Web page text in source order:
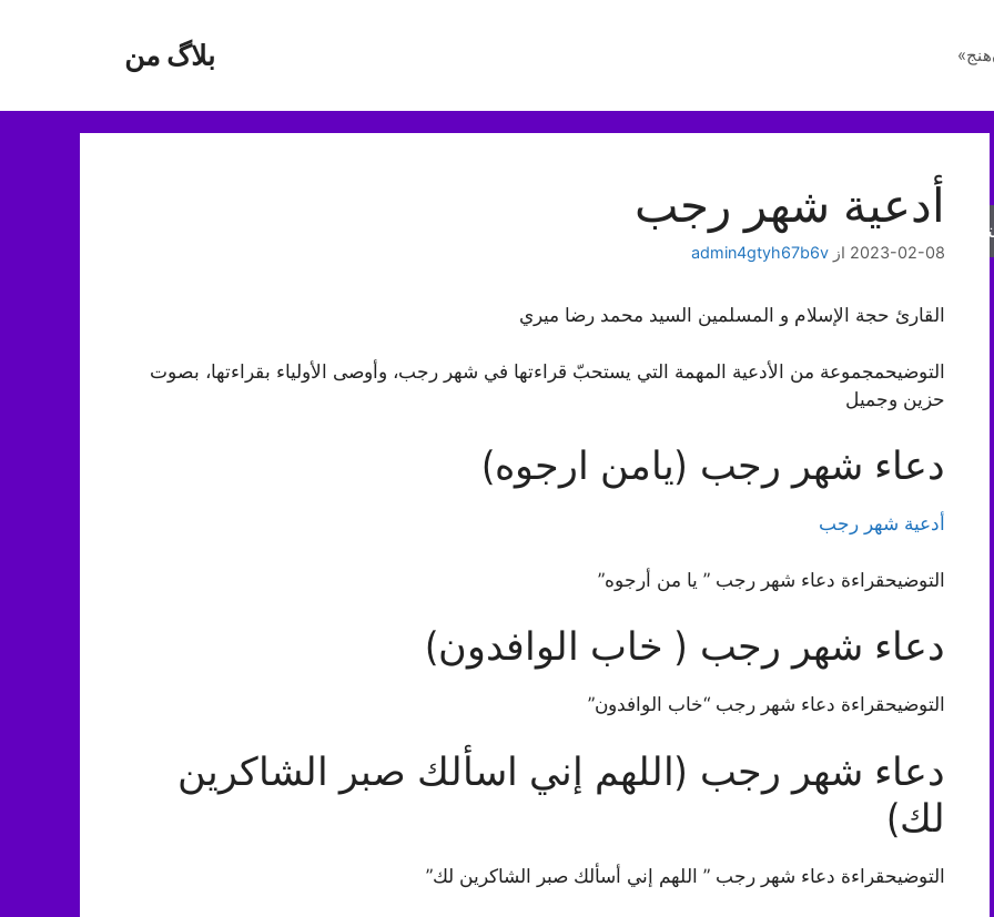
بلاگ من
أدعية شهر رجب
2023-02-08 از admin4gtyh67b6v
القارئ حجة الإسلام و المسلمين السيد محمد رضا ميري
التوضيحمجموعة من الأدعية المهمة التي يستحبّ قراءتها في شهر رجب، وأوصى الأولياء بقراءتها، بصوت
حزين وجميل
دعاء شهر رجب (يامن ارجوه)
أدعية شهر رجب
التوضيحقراءة دعاء شهر رجب ” يا من أرجوه”
دعاء شهر رجب ( خاب الوافدون)
التوضيحقراءة دعاء شهر رجب “خاب الوافدون”
دعاء شهر رجب (اللهم إني اسألك صبر الشاكرين
لك)
التوضيحقراءة دعاء شهر رجب ” اللهم إني أسألك صبر الشاكرين لك”